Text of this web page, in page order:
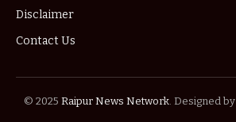
Disclaimer
Contact Us
© 2025 Raipur News Network. Designed by